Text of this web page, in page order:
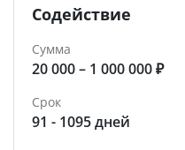
Содействие
Сумма
20 000 – 1 000 000 ₽
Срок
91 - 1095 дней